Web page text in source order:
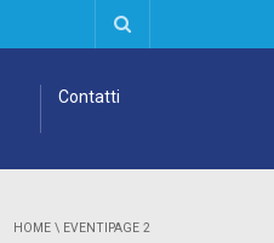
Contatti
HOME \ EVENTIPAGE 2